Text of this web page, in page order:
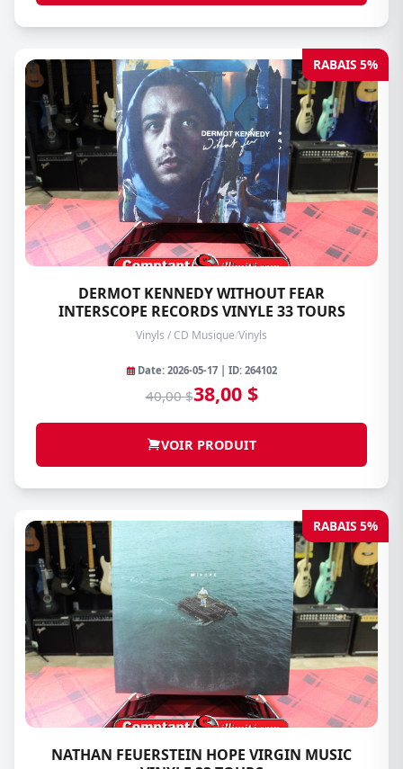
RABAIS 5%
DERMOT KENNEDY WITHOUT FEAR
INTERSCOPE RECORDS VINYLE 33 TOURS
Vinyls / CD Musique/Vinyls
Date: 2026-05-17 | ID: 264102
40,00 $38,00 $
VOIR PRODUIT
RABAIS 5%
NATHAN FEUERSTEIN HOPE VIRGIN MUSIC